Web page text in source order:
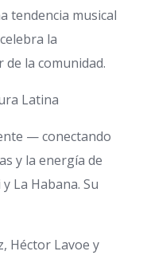
tendencia musical
la
la comunidad.
Latina
— conectando
y la energía de
La Habana. Su
Héctor Lavoe y